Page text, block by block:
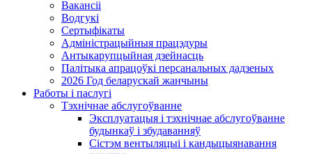
Вакансіі
Водгукі
Сертыфікаты
Адміністрацыйныя працэдуры
Антыкарупцыйная дзейнасць
Палітыка апрацоўкі персанальных дадзеных
2026 Год беларускай жанчыны
Работы і паслугі
Тэхнічнае абслугоўванне
Эксплуатацыя і тэхнічнае абслугоўванне
будынкаў і збудаванняў
Сістэм вентыляцыі і кандыцыянавання